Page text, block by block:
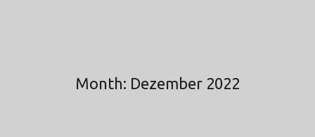
Month: Dezember 2022